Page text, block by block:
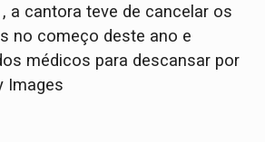
a cantora teve de cancelar os
no começo deste ano e
médicos para descansar por
Images